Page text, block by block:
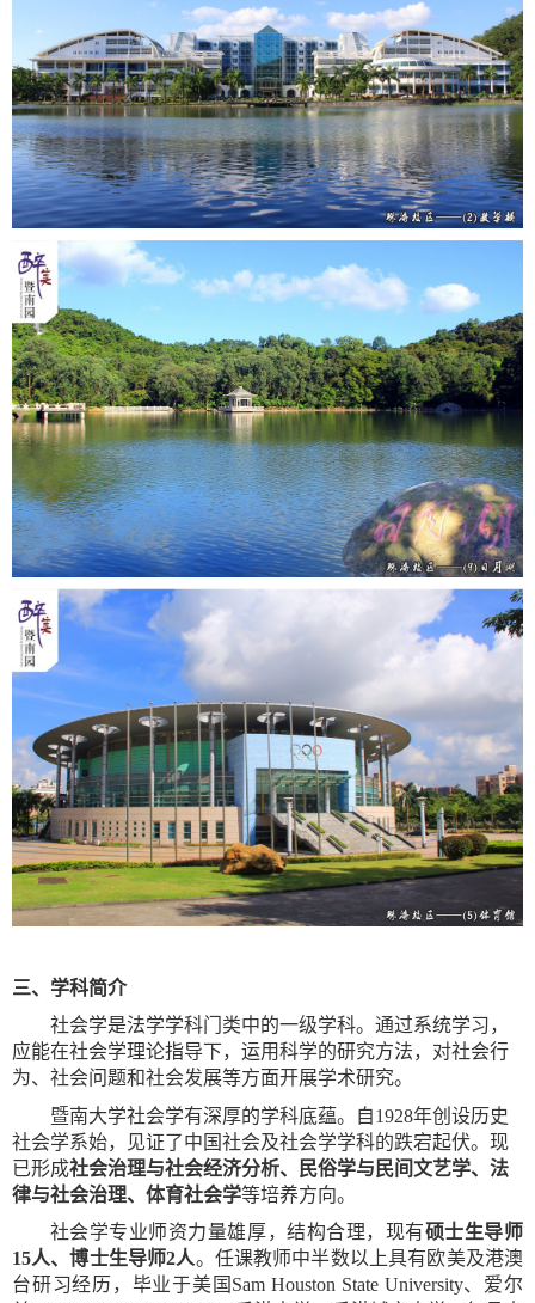
三、学科简介
社会学是法学学科门类中的一级学科。通过系统学习，
应能在社会学理论指导下，运用科学的研究方法，对社会行
为、社会问题和社会发展等方面开展学术研究。
暨南大学社会学有深厚的学科底蕴。自1928年创设历史
社会学系始，见证了中国社会及社会学学科的跌宕起伏。现
已形成社会治理与社会经济分析、民俗学与民间文艺学、法
律与社会治理、体育社会学等培养方向。
社会学专业师资力量雄厚，结构合理，现有硕士生导师
15人、博士生导师2人。任课教师中半数以上具有欧美及港澳
台研习经历，毕业于美国 Sam Houston State University、爱尔